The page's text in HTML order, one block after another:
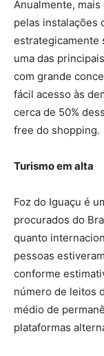
Anualmente,
pelas instalações
estrategicamente
uma das
com grande
fácil acesso às
cerca de 50%
free do shopping.
Turismo em alta
Foz do Iguaçu é
procurados do
quanto
pessoas
conforme
número de leitos
médio de
plataformas